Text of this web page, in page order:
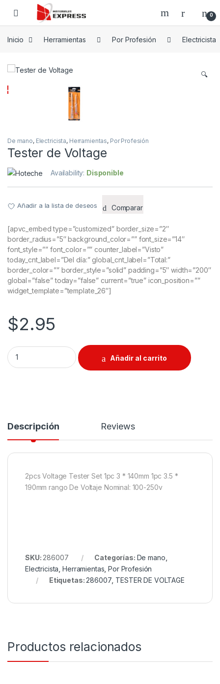
Skip to navigation
Skip to content
0
Inicio Herramientas Por Profesión Electricista
🔍
De mano, Electricista, Herramientas, Por Profesión
Tester de Voltage
Availability: Disponible
Añadir a la lista de deseos Comparar
[apvc_embed type=”customized” border_size=”2″
border_radius=”5″ background_color=”” font_size=”14″
font_style=”” font_color=”” counter_label=”Visto”
today_cnt_label=”Del día:” global_cnt_label=”Total:”
border_color=”” border_style=”solid” padding=”5″ width=”200″
global=”false” today=”false” current=”true” icon_position=””
widget_template=”template_26″]
$2.95
Tester de Voltage quantity
Añadir al carrito
Descripción Reviews
2pcs Voltage Tester Set 1pc 3 * 140mm 1pc 3.5 *
190mm rango De Voltaje Nominal: 100-250v
SKU: 286007 Categorías: De mano
Electricista ,Herramientas ,Por Profesión
Etiquetas:286007 TESTER DE VOLTAGE
Productos relacionados